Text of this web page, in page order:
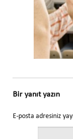
Bir yanıt yazın
E-posta adresiniz